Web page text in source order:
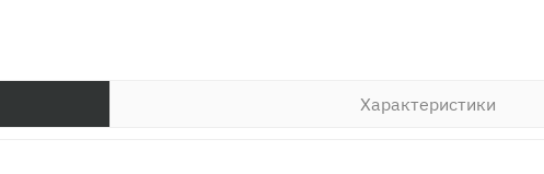
Характеристики